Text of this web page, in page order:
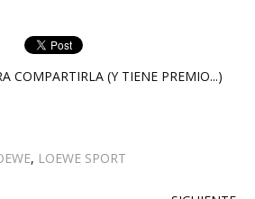
COMPARTIRLA (Y TIENE PREMIO...)
, LOEWE SPORT